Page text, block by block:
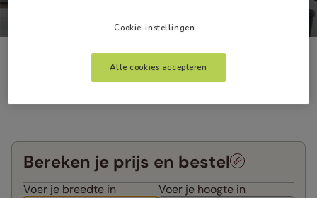
Bereken je prijs en bestel
Voer je breedte in Voer je hoogte in
Cookie-instellingen
Alle cookies accepteren